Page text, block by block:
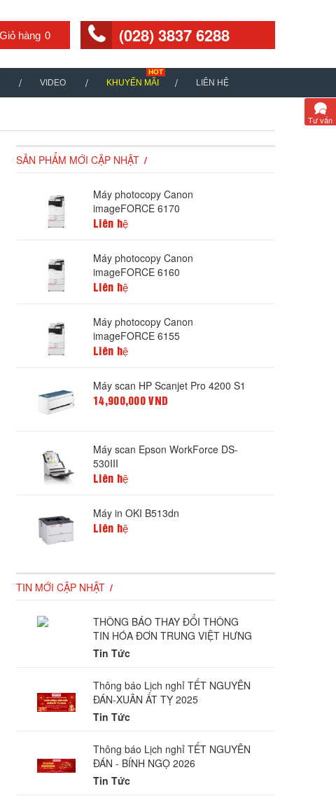
0 (028) 3837 6288
VIDEO KHUYẾN MÃI LIÊN HỆ
SẢN PHẨM MỚI CẬP NHẬT
Máy photocopy Canon
imageFORCE 6170
Liên hệ
Máy photocopy Canon
imageFORCE 6160
Liên hệ
Máy photocopy Canon
imageFORCE 6155
Liên hệ
Máy scan HP Scanjet Pro 4200 S1
14,900,000 VND
Máy scan Epson WorkForce DS-
530III
Liên hệ
Máy in OKI B513dn
Liên hệ
TIN MỚI CẬP NHẬT
THÔNG BÁO THAY ĐỔI THÔNG
TIN HÓA ĐƠN TRUNG VIỆT HƯNG
Tin Tức
Thông báo Lịch nghỉ TẾT NGUYÊN
ĐÁN-XUÂN ẤT TỴ 2025
Tin Tức
Thông báo Lịch nghỉ TẾT NGUYÊN
ĐÁN - BÍNH NGỌ 2026
Tin Tức
Tư vấn